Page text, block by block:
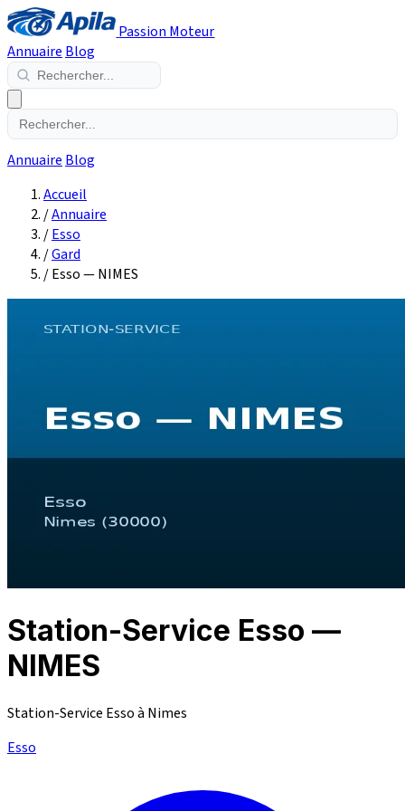
Passion Moteur
Annuaire Blog
Annuaire Blog
Accueil
/Annuaire
/Esso
/Gard
/Esso — NIMES
Station-Service Esso —
NIMES
Station-Service Esso à Nimes
Esso